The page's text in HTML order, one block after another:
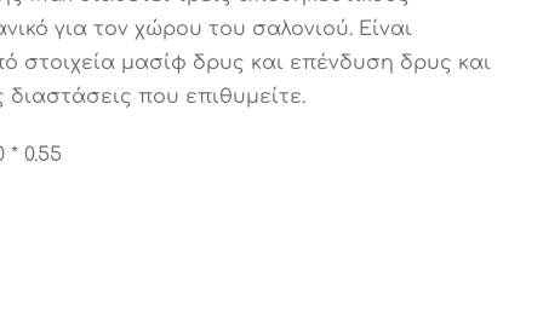
για τον χώρου του σαλονιού. Είναι
στοιχεία μασίφ δρυς και επένδυση δρυς και
που επιθυμείτε.
* 0.55